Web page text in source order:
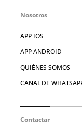
Nosotros
APP IOS
APP ANDROID
QUIÉNES SOMOS
CANAL DE
Contactar